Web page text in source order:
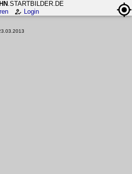
.STARTBILDER.DE
Login